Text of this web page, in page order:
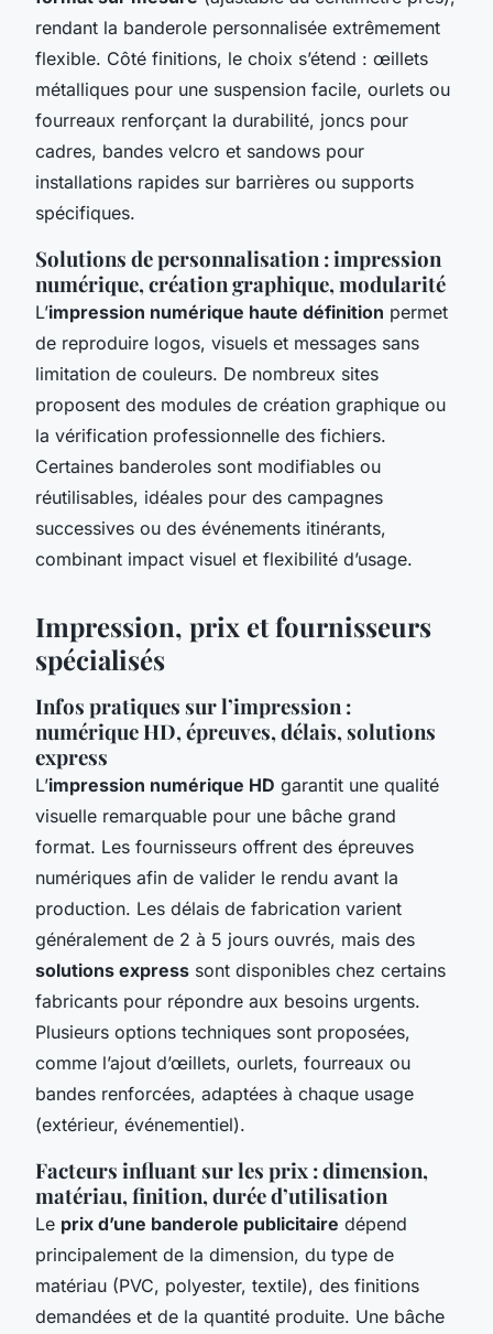
rendant la banderole personnalisée extrêmement
flexible. Côté finitions, le choix s’étend : œillets
métalliques pour une suspension facile, ourlets ou
fourreaux renforçant la durabilité, joncs pour
cadres, bandes velcro et sandows pour
installations rapides sur barrières ou supports
spécifiques.
Solutions de personnalisation : impression
numérique, création graphique, modularité
L’impression numérique haute définition permet
de reproduire logos, visuels et messages sans
limitation de couleurs. De nombreux sites
proposent des modules de création graphique ou
la vérification professionnelle des fichiers.
Certaines banderoles sont modifiables ou
réutilisables, idéales pour des campagnes
successives ou des événements itinérants,
combinant impact visuel et flexibilité d’usage.
Impression, prix et fournisseurs
spécialisés
Infos pratiques sur l’impression :
numérique HD, épreuves, délais, solutions
express
L’impression numérique HD garantit une qualité
visuelle remarquable pour une bâche grand
format. Les fournisseurs offrent des épreuves
numériques afin de valider le rendu avant la
production. Les délais de fabrication varient
généralement de 2 à 5 jours ouvrés, mais des
solutions express sont disponibles chez certains
fabricants pour répondre aux besoins urgents.
Plusieurs options techniques sont proposées,
comme l’ajout d’œillets, ourlets, fourreaux ou
bandes renforcées, adaptées à chaque usage
(extérieur, événementiel).
Facteurs influant sur les prix : dimension,
matériau, finition, durée d’utilisation
Le prix d’une banderole publicitaire dépend
principalement de la dimension, du type de
matériau (PVC, polyester, textile), des finitions
demandées et de la quantité produite. Une bâche